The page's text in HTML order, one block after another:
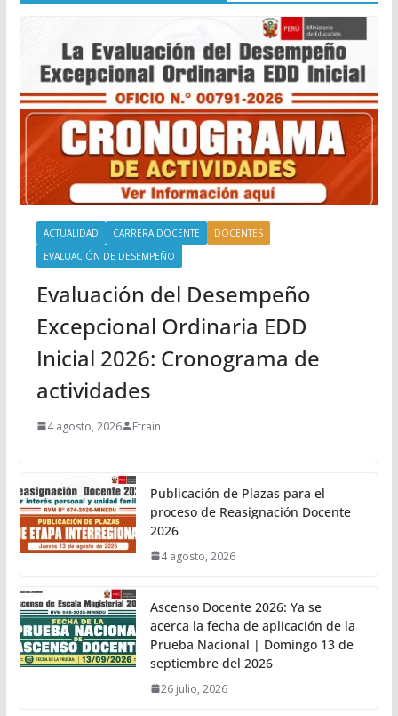
ACTUALIDAD CARRERA DOCENTE
DOCENTES
EVALUACIÓN DE DESEMPEÑO
Evaluación del Desempeño
Excepcional Ordinaria EDD
Inicial 2026: Cronograma de
actividades
4 agosto, 2026 Efrain
Publicación de Plazas para el
proceso de Reasignación Docente
2026
4 agosto, 2026
Ascenso Docente 2026: Ya se
acerca la fecha de aplicación de la
Prueba Nacional | Domingo 13 de
septiembre del 2026
26 julio, 2026